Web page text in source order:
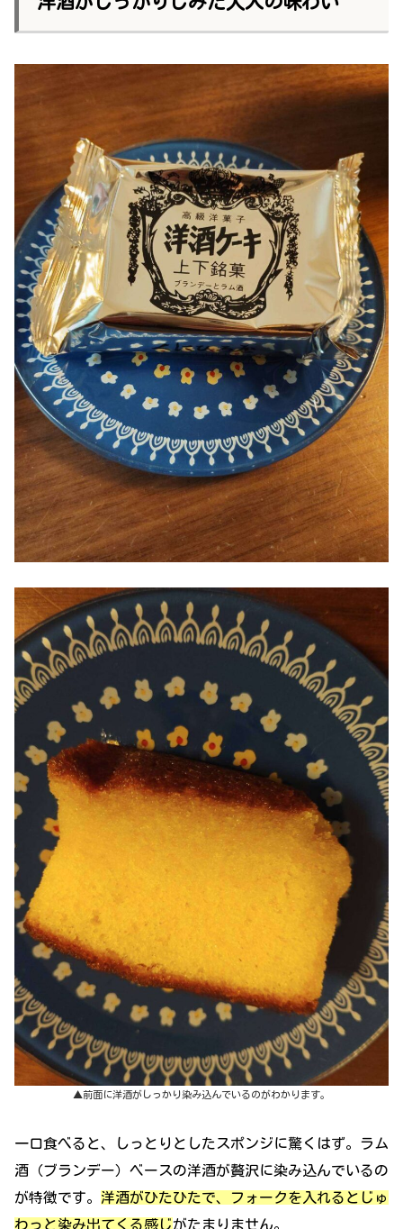
▲前面に洋酒がしっかり染み込んでいるのがわかります。
一口食べると、しっとりとしたスポンジに驚くはず。ラム
酒（ブランデー）ベースの洋酒が贅沢に染み込んでいるの
が特徴です。 洋酒がひたひたで、フォークを入れるとじゅ
わっと染み出てくる感じがたまりません。